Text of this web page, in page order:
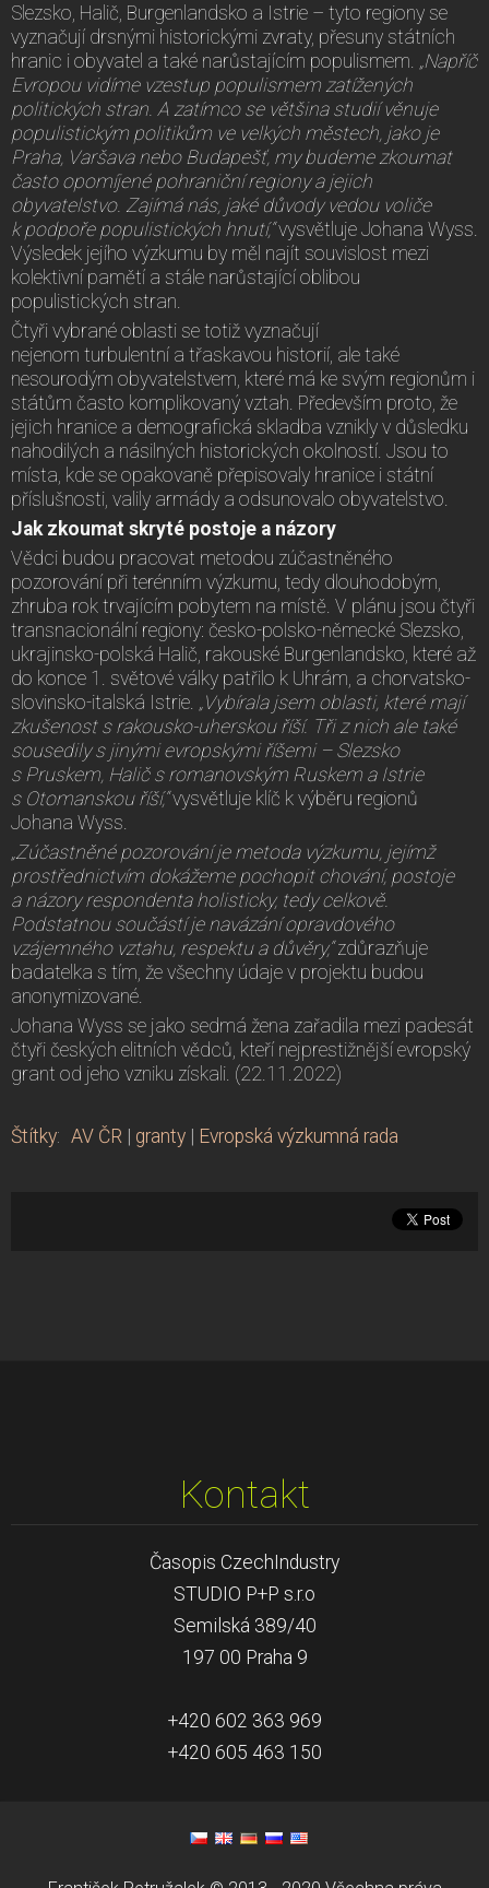
Slezsko, Halič, Burgenlandsko a Istrie – tyto regiony se
vyznačují drsnými historickými zvraty, přesuny státních
hranic i obyvatel a také narůstajícím populismem. „Napříč
Evropou vidíme vzestup populismem zatížených
politických stran. A zatímco se většina studií věnuje
populistickým politikům ve velkých městech, jako je
Praha, Varšava nebo Budapešť, my budeme zkoumat
často opomíjené pohraniční regiony a jejich
obyvatelstvo. Zajímá nás, jaké důvody vedou voliče
k podpoře populistických hnutí,“vysvětluje Johana Wyss.
Výsledek jejího výzkumu by měl najít souvislost mezi
kolektivní pamětí a stále narůstající oblibou
populistických stran.
Čtyři vybrané oblasti se totiž vyznačují
nejenom turbulentní a třaskavou historií, ale také
nesourodým obyvatelstvem, které má ke svým regionům i
státům často komplikovaný vztah. Především proto, že
jejich hranice a demografická skladba vznikly v důsledku
nahodilých a násilných historických okolností. Jsou to
místa, kde se opakovaně přepisovaly hranice i státní
příslušnosti, valily armády a odsunovalo obyvatelstvo.
Jak zkoumat skryté postoje a názory
Vědci budou pracovat metodou zúčastněného
pozorování při terénním výzkumu, tedy dlouhodobým,
zhruba rok trvajícím pobytem na místě. V plánu jsou čtyři
transnacionální regiony: česko-polsko-německé Slezsko,
ukrajinsko-polská Halič, rakouské Burgenlandsko, které až
do konce 1. světové války patřilo k Uhrám, a chorvatsko-
slovinsko-italská Istrie. „Vybírala jsem oblasti, které mají
zkušenost s rakousko-uherskou říší. Tři z nich ale také
sousedily s jinými evropskými říšemi – Slezsko
s Pruskem, Halič s romanovským Ruskem a Istrie
s Otomanskou říší,“vysvětluje klíč k výběru regionů
Johana Wyss.
„Zúčastněné pozorování je metoda výzkumu, jejímž
prostřednictvím dokážeme pochopit chování, postoje
a názory respondenta holisticky, tedy celkově.
Podstatnou součástí je navázání opravdového
vzájemného vztahu, respektu a důvěry,“zdůrazňuje
badatelka s tím, že všechny údaje v projektu budou
anonymizované.
Johana Wyss se jako sedmá žena zařadila mezi padesát
čtyři českých elitních vědců, kteří nejprestižnější evropský
grant od jeho vzniku získali. (22.11.2022)
Štítky: AV ČR | granty | Evropská výzkumná rada
Kontakt
Časopis CzechIndustry
STUDIO P+P s.r.o
Semilská 389/40
197 00 Praha 9
+420 602 363 969
+420 605 463 150